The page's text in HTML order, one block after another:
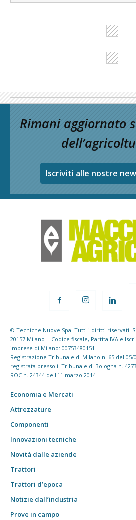
Rimani aggiornato
Iscriviti alle nostre
© Tecniche Nuove Spa. Tutti i diritti riservati.
20157 Milano | Codice fiscale, Partita IVA e
imprese di Milano: 00753480151
Registrazione Tribunale di Milano n. 65 del
registrata presso il Tribunale di Bologna n.
ROC n. 24344 dell'11 marzo 2014
Economia e Mercati
Attrezzature
Componenti
Innovazioni tecniche
Novità dalle aziende
Trattori
Trattori d’epoca
Notizie dall’industria
Prove in campo